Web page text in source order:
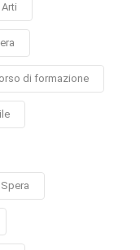
di formazione